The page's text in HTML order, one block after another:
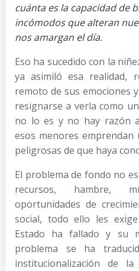
cuánta es la capacidad de
incómodos que alteran
nos amargan el día.
Eso ha sucedido con la
ya asimiló esa realidad,
remoto de sus emociones
resignarse a verla como
no lo es y no hay razón
esos menores emprendan
peligrosas de que haya
El problema de fondo no
recursos, hambre,
oportunidades de
social, todo ello les
Estado ha fallado y su
problema se ha
institucionalización de